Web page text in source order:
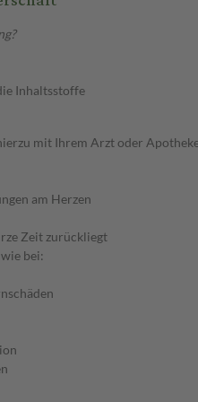
Inhaltsstoffe
mit Ihrem Arzt oder
am Herzen
Zeit zurückliegt
bei: